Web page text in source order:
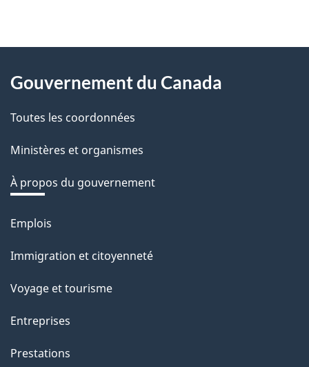
v
o
t
r
r
é
t
r
a
c
i
o
About
this
site
Gouvernement du Canada
Toutes les coordonnées
Ministères et organismes
À propos du gouvernement
Thèmes
sujets
Emplois
Immigration et citoyenneté
Voyage et tourisme
Entreprises
Prestations